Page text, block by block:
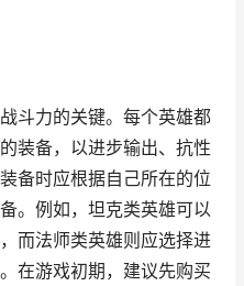
斗力的关键。每个英雄都
装备，以进步输出、抗性
备时应根据自己所在的位
。例如，坦克类英雄可以
而法师类英雄则应选择进
在游戏初期，建议先购买